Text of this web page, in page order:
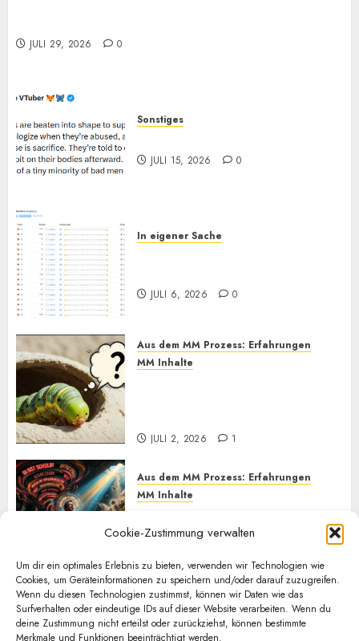
Cookie-Zustimmung verwalten
Um dir ein optimales Erlebnis zu bieten, verwenden wir Technologien wie
Cookies, um Geräteinformationen zu speichern und/oder darauf zuzugreifen.
Wenn du diesen Technologien zustimmst, können wir Daten wie das
Surfverhalten oder eindeutige IDs auf dieser Website verarbeiten. Wenn du
deine Zustimmung nicht erteilst oder zurückziehst, können bestimmte
Merkmale und Funktionen beeinträchtigt werden.
JULI 29, 2026 0
Sonstiges
JULI 15, 2026 0
In eigener Sache
JULI 6, 2026 0
Aus dem MM Prozess: Erfahrungen
MM Inhalte
JULI 2, 2026 1
Aus dem MM Prozess: Erfahrungen
MM Inhalte
Mayo, bitte
Sonstiges